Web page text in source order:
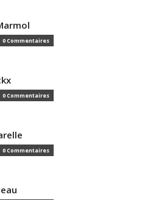
0 Commentaires
0 Commentaires
0 Commentaires